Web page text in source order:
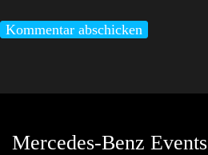
Mercedes-Benz Events